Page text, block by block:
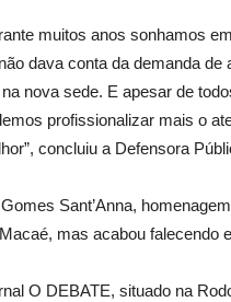
muitos anos sonhamos
dava conta da demanda de
nova sede. E apesar de
profissionalizar mais o
concluiu a Defensora
Sant’Anna,
mas acabou falecendo
O DEBATE, situado na